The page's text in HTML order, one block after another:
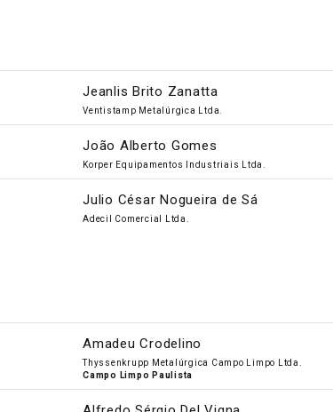
Jeanlis Brito Zanatta
Ventistamp Metalúrgica Ltda.
João Alberto Gomes
Korper Equipamentos Industriais Ltda.
Julio César Nogueira de Sá
Adecil Comercial Ltda.
Amadeu Crodelino
Thyssenkrupp Metalúrgica Campo Limpo Ltda.
Campo Limpo Paulista